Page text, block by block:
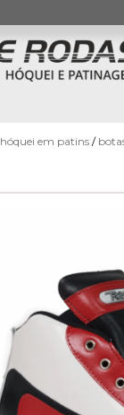
hóquei em patins